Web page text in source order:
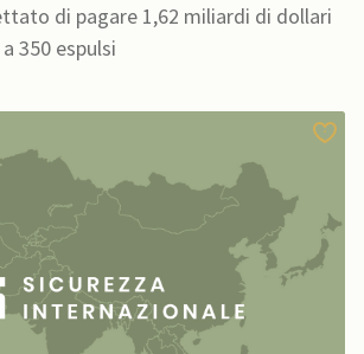
di pagare 1,62 miliardi di dollari
350 espulsi